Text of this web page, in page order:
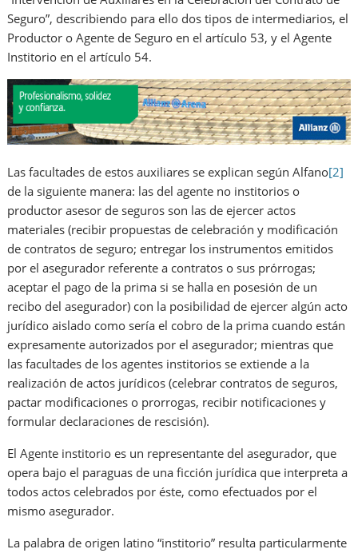
Seguro”, describiendo para ello dos tipos de intermediarios, el
Productor o Agente de Seguro en el artículo 53, y el Agente
Institorio en el artículo 54.
Las facultades de estos auxiliares se explican según Alfano[2]
de la siguiente manera: las del agente no institorios o
productor asesor de seguros son las de ejercer actos
materiales (recibir propuestas de celebración y modificación
de contratos de seguro; entregar los instrumentos emitidos
por el asegurador referente a contratos o sus prórrogas;
aceptar el pago de la prima si se halla en posesión de un
recibo del asegurador) con la posibilidad de ejercer algún acto
jurídico aislado como sería el cobro de la prima cuando están
expresamente autorizados por el asegurador; mientras que
las facultades de los agentes institorios se extiende a la
realización de actos jurídicos (celebrar contratos de seguros,
pactar modificaciones o prorrogas, recibir notificaciones y
formular declaraciones de rescisión).
El Agente institorio es un representante del asegurador, que
opera bajo el paraguas de una ficción jurídica que interpreta a
todos actos celebrados por éste, como efectuados por el
mismo asegurador.
La palabra de origen latino “institorio” resulta particularmente